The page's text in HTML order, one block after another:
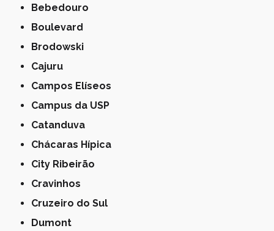
Bebedouro
Boulevard
Brodowski
Cajuru
Campos Elíseos
Campus da USP
Catanduva
Chácaras Hípica
City Ribeirão
Cravinhos
Cruzeiro do Sul
Dumont